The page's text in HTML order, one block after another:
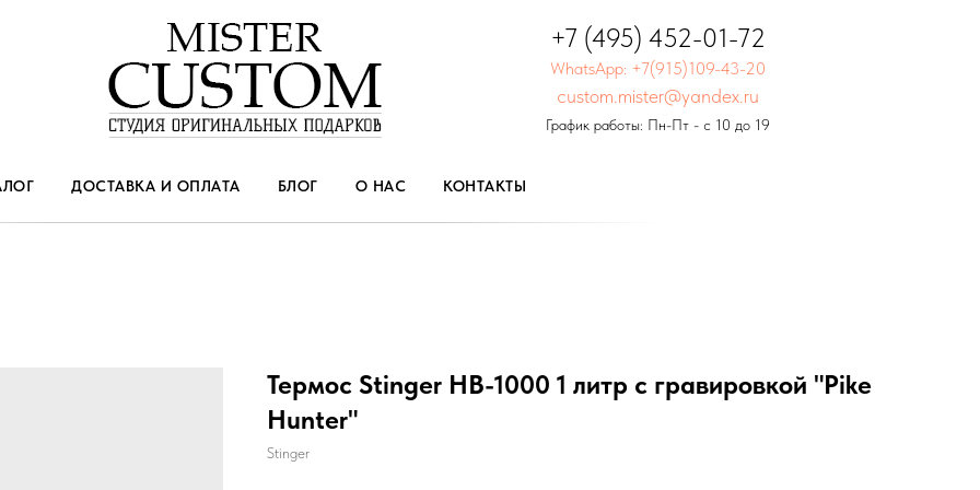
+7 (495) 452-01-72
WhatsApp: +7(915)109-43-20
custom.mister@yandex.ru
График работы: Пн-Пт - с 10 до 19
ДОСТАВКА И ОПЛАТА БЛОГ О НАС КОНТАКТЫ
Термос Stinger HB-1000 1 литр с гравировкой "Pike
Hunter"
Stinger